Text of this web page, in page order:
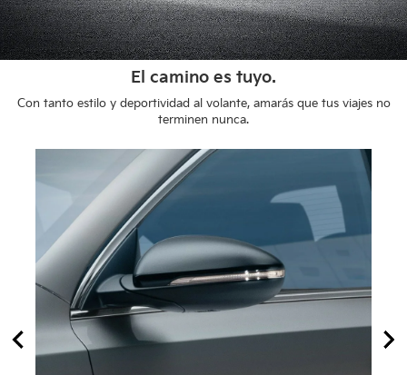
El camino es tuyo.
Con tanto estilo y deportividad al volante, amarás que tus viajes no
terminen nunca.